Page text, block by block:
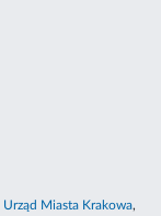
Urząd Miasta Krakowa,